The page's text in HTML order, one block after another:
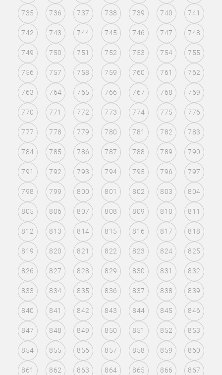
735 736 737 738 739 740 741
742 743 744 745 746 747 748
749 750 751 752 753 754 755
756 757 758 759 760 761 762
763 764 765 766 767 768 769
770 771 772 773 774 775 776
777 778 779 780 781 782 783
784 785 786 787 788 789 790
791 792 793 794 795 796 797
798 799 800 801 802 803 804
805 806 807 808 809 810 811
812 813 814 815 816 817 818
819 820 821 822 823 824 825
826 827 828 829 830 831 832
833 834 835 836 837 838 839
840 841 842 843 844 845 846
847 848 849 850 851 852 853
854 855 856 857 858 859 860
861 862 863 864 865 866 867